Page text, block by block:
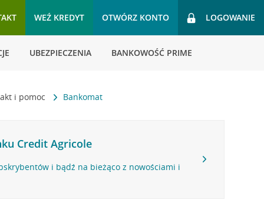
WEŹ KREDYT OTWÓRZ KONTO LOGOWANIE
UBEZPIECZENIA BANKOWOŚĆ PRIME
i pomoc Bankomat
Credit Agricole
i bądź na bieżąco z nowościami i